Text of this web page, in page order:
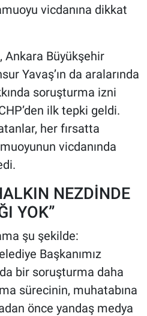
vicdanına dikkat
NEZDİNDE
YOK”
şu şekilde:
Başkanımız
bir soruşturma daha
sürecinin, muhatabına
önce yandaş medya